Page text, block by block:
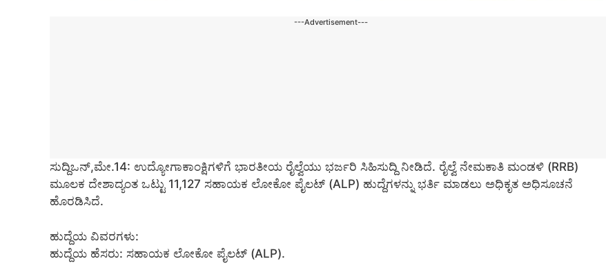
---Advertisement---
ಸುದ್ದಿಒನ್,ಮೇ.14: ಉದ್ಯೋಗಾಕಾಂಕ್ಷಿಗಳಿಗೆ ಭಾರತೀಯ ರೈಲ್ವೆಯು ಭರ್ಜರಿ ಸಿಹಿಸುದ್ದಿ ನೀಡಿದೆ. ರೈಲ್ವೆ ನೇಮಕಾತಿ ಮಂಡಳಿ (RRB)
ಮೂಲಕ ದೇಶಾದ್ಯಂತ ಒಟ್ಟು 11,127 ಸಹಾಯಕ ಲೋಕೋ ಪೈಲಟ್ (ALP) ಹುದ್ದೆಗಳನ್ನು ಭರ್ತಿ ಮಾಡಲು ಅಧಿಕೃತ ಅಧಿಸೂಚನೆ
ಹೊರಡಿಸಿದೆ.
ಹುದ್ದೆಯ ವಿವರಗಳು:
ಹುದ್ದೆಯ ಹೆಸರು: ಸಹಾಯಕ ಲೋಕೋ ಪೈಲಟ್ (ALP).